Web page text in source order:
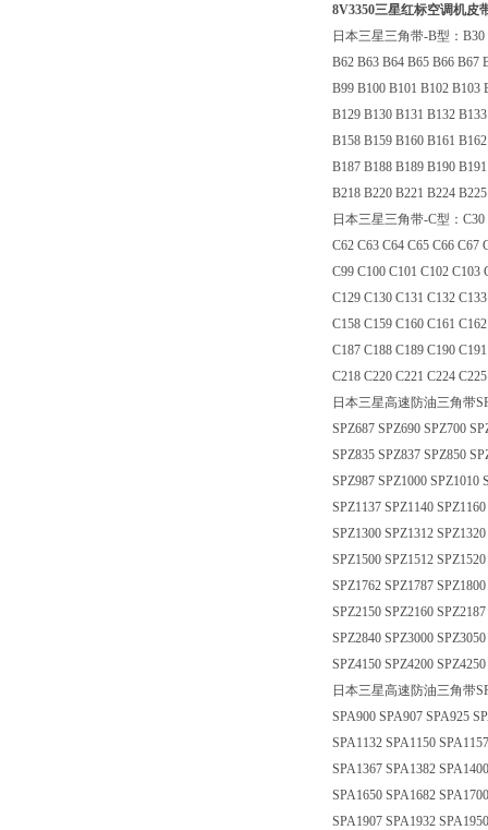
8V3350三星红标空调机皮
日本三星三角带-B型：B30
B62 B63 B64 B65 B66 B67
B99 B100 B101 B102 B103
B129 B130 B131 B132
B158 B159 B160 B161
B187 B188 B189 B190
B218 B220 B221 B224
日本三星三角带-C型：C30
C62 C63 C64 C65 C66 C67
C99 C100 C101 C102 C103
C129 C130 C131 C132
C158 C159 C160 C161
C187 C188 C189 C190
C218 C220 C221 C224
日本三星高速防油三角带
SPZ687 SPZ690 SPZ700
SPZ835 SPZ837 SPZ850
SPZ987 SPZ1000 SPZ1010
SPZ1137 SPZ1140
SPZ1300 SPZ1312
SPZ1500 SPZ1512
SPZ1762 SPZ1787
SPZ2150 SPZ2160
SPZ2840 SPZ3000
SPZ4150 SPZ4200
日本三星高速防油三角带
SPA900 SPA907 SPA925
SPA1132 SPA1150
SPA1367 SPA1382
SPA1650 SPA1682
SPA1907 SPA1932